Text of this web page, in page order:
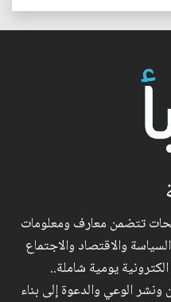
تتضمن معارف ومعلومات
والاقتصاد والاجتماع
يومية شاملة..
الوعي والدعوة إلى بناء